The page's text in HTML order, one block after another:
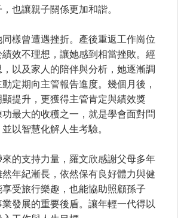
也讓親子關係更加和諧。
曾遭遇挫折。產後重返工作崗位
效不理想，讓她感到相當挫敗。經
以及家人的陪伴與分析，她逐漸調
定期向主管報告進度。幾個月後，
提升，更獲得主管肯定與績效獎
最大的收穫之一，就是學會面對問
以智慧化解人生考驗。
支持力量，羅文欣感謝父母多年
年紀漸長，依然保有良好體力與健
受旅行樂趣，也能協助照顧孫子
發展的重要後盾。讓年輕一代得以